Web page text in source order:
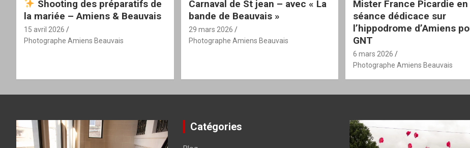
Shooting des préparatifs de
la mariée – Amiens & Beauvais
15 avril 2026
Photographe Amiens Beauvais
Carnaval de St jean – avec « La
bande de Beauvais »
29 mars 2026
Photographe Amiens Beauvais
Mister France Picardie en
séance dédicace sur
l’hippodrome d’Amiens
GNT
6 mars 2026
Photographe Amiens Beauvais
Catégories